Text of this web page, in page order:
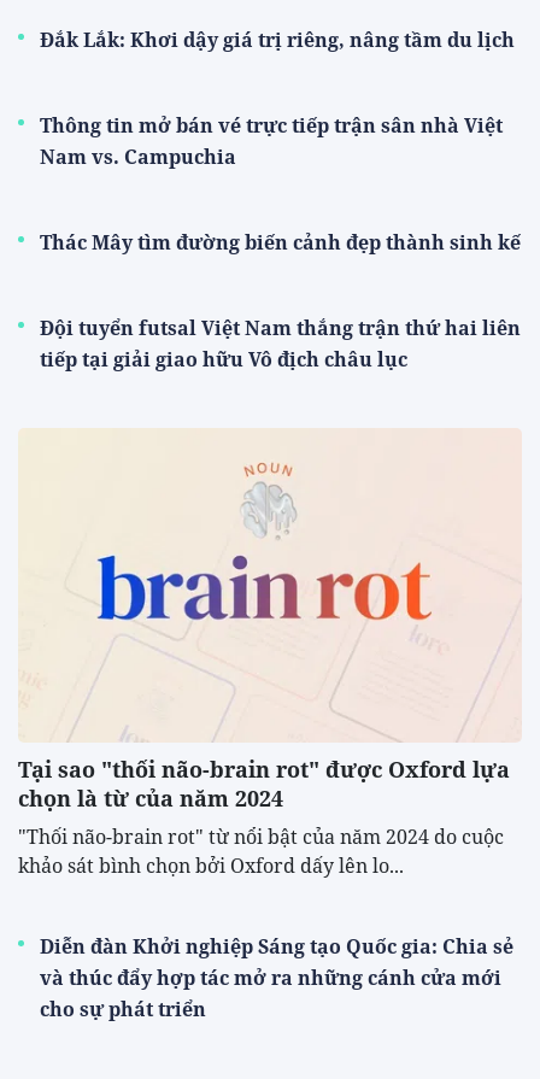
Đắk Lắk: Khơi dậy giá trị riêng, nâng tầm du lịch
Thông tin mở bán vé trực tiếp trận sân nhà Việt
Nam vs. Campuchia
Thác Mây tìm đường biến cảnh đẹp thành sinh kế
Đội tuyển futsal Việt Nam thắng trận thứ hai liên
tiếp tại giải giao hữu Vô địch châu lục
Tại sao "thối não-brain rot" được Oxford lựa
chọn là từ của năm 2024
"Thối não-brain rot" từ nổi bật của năm 2024 do cuộc
khảo sát bình chọn bởi Oxford dấy lên lo...
Diễn đàn Khởi nghiệp Sáng tạo Quốc gia: Chia sẻ
và thúc đẩy hợp tác mở ra những cánh cửa mới
cho sự phát triển